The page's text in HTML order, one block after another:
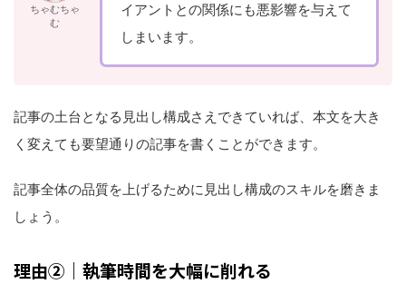
ちゃむちゃ
む
イアントとの関係にも悪影響を与えて
しまいます。
記事の土台となる見出し構成さえできていれば、本文を大き
く変えても要望通りの記事を書くことができます。
記事全体の品質を上げるために見出し構成のスキルを磨きま
しょう。
理由②｜執筆時間を大幅に削れる